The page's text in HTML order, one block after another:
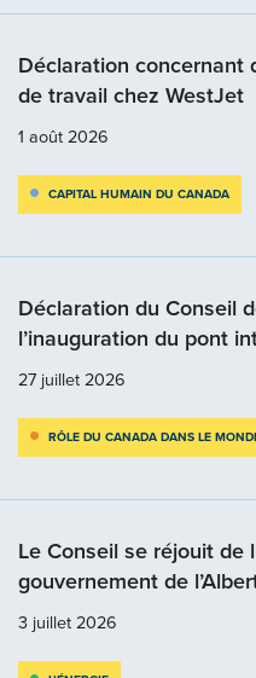
Déclaration concernant
de travail chez WestJet
1 août 2026
CAPITAL HUMAIN DU CANADA
Déclaration du Conseil
l’inauguration du pont
27 juillet 2026
RÔLE DU CANADA DANS LE
Le Conseil se réjouit de
gouvernement de
3 juillet 2026